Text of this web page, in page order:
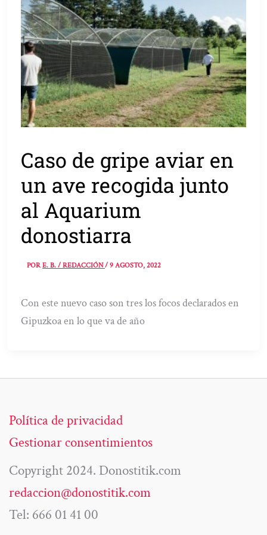
Caso de gripe aviar en
un ave recogida junto
al Aquarium
donostiarra
PORE. B. / REDACCIÓN/9 AGOSTO, 2022
Con este nuevo caso son tres los focos declarados en
Gipuzkoa en lo que va de año
Política de privacidad
Gestionar consentimientos
Copyright 2024. Donostitik.com
redaccion@donostitik.com
Tel: 666 01 41 00